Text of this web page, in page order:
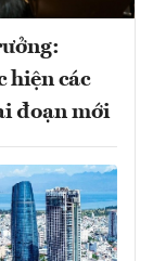
hiện các
đoạn mới